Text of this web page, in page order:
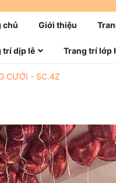
chủ Giới thiệu
trí dịp lễ Trang trí lớp
CƯỚI - SC.4Z